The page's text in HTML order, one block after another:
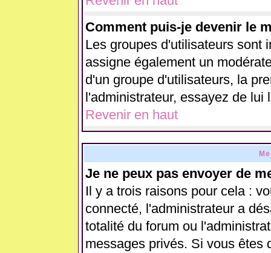
Comment puis-je devenir le
Les groupes d'utilisateurs sont
assigne également un
d'un groupe d'utilisateurs, la
l'administrateur, essayez de lui
Revenir en haut
Je ne peux pas envoyer de
Il y a trois raisons pour cela :
connecté, l'administrateur a
totalité du forum ou
messages privés. Si vous êtes